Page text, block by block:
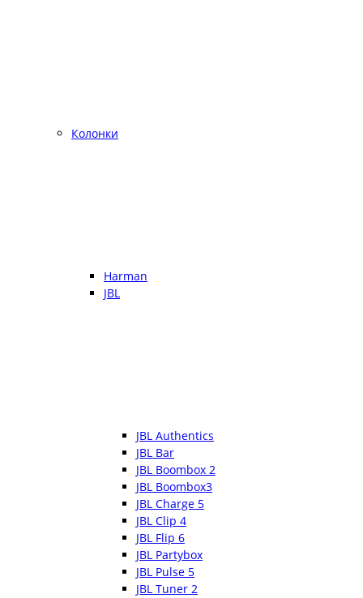
Колонки
Harman
JBL
JBL Authentics
JBL Bar
JBL Boombox 2
JBL Boombox3
JBL Charge 5
JBL Clip 4
JBL Flip 6
JBL Partybox
JBL Pulse 5
JBL Tuner 2